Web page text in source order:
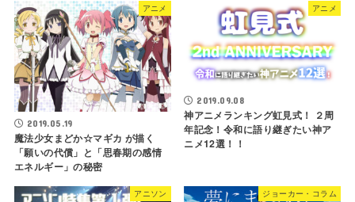
アニメ
2019.05.19
魔法少女まどか☆マギカ が描く
「願いの代償」と「思春期の感情
エネルギー」の秘密
アニメ
2019.09.08
神アニメランキング虹見式！ ２周
年記念！令和に語り継ぎたい神ア
ニメ12選！！
アニソン ジョーカー・コラム